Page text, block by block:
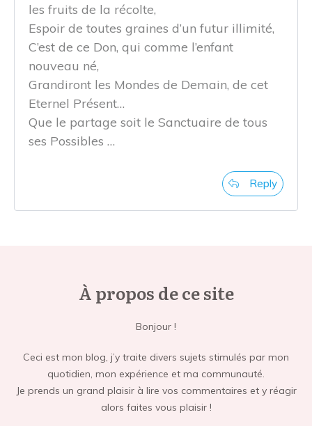
les fruits de la récolte,
Espoir de toutes graines d’un futur illimité,
C’est de ce Don, qui comme l’enfant
nouveau né,
Grandiront les Mondes de Demain, de cet
Eternel Présent…
Que le partage soit le Sanctuaire de tous
ses Possibles …
Reply
À propos de ce site
Bonjour !
Ceci est mon blog, j’y traite divers sujets stimulés par mon
quotidien, mon expérience et ma communauté.
Je prends un grand plaisir à lire vos commentaires et y réagir
alors faites vous plaisir !